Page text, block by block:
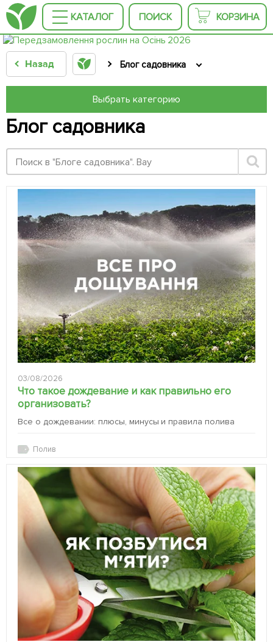
КАТАЛОГ ПОИСК КОРЗИНА
Назад Блог садовника
Выбрать категорию
Блог садовника
03/08/2026
Что такое дождевание и как правильно его
организовать?
Все о дождевании: плюсы, минусы и правила полива
Полив